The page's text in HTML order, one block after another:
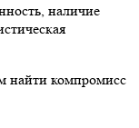
наличие
найти компромисс